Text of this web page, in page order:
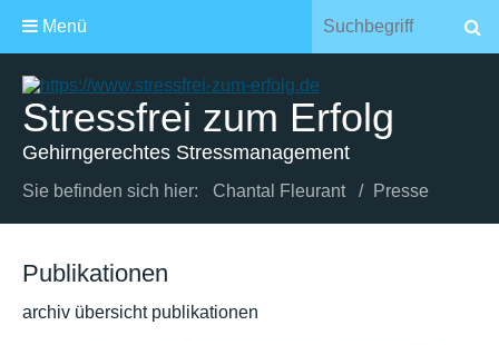
Menü
Stressfrei zum Erfolg
Gehirngerechtes Stressmanagement
Sie befinden sich hier: Chantal Fleurant / Presse
Publikationen
archiv übersicht publikationen